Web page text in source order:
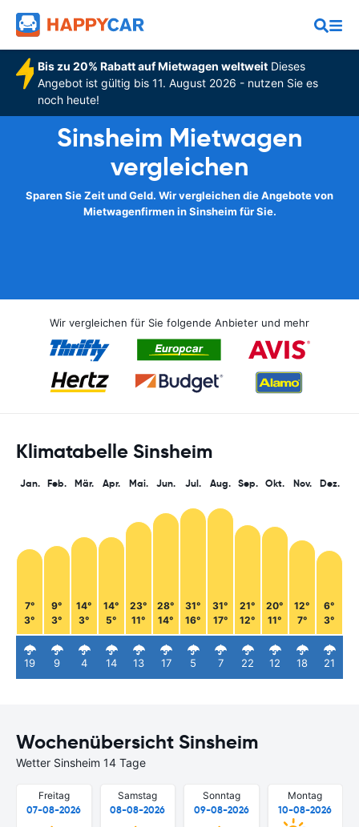
Bis zu 20% Rabatt auf Mietwagen weltweitDieses
Angebot ist gültig bis 11. August 2026 - nutzen Sie es
noch heute!
Sinsheim Mietwagen
vergleichen
Sparen Sie Zeit und Geld. Wir vergleichen die Angebote von
Mietwagenfirmen in Sinsheim für Sie.
Wir vergleichen für Sie folgende Anbieter und mehr
Klimatabelle Sinsheim
Jan.
7°
3°
19
Feb.
9°
3°
9
Mär.
14°
3°
4
Apr.
14°
5°
14
Mai.
23°
11°
13
Jun.
28°
14°
17
Jul.
31°
16°
5
Aug.
31°
17°
7
Sep.
21°
12°
22
Okt.
20°
11°
12
Nov.
12°
7°
18
Dez.
6°
3°
21
Wochenübersicht Sinsheim
Wetter Sinsheim 14 Tage
Freitag
07-08-2026
Samstag
08-08-2026
Sonntag
09-08-2026
Montag
10-08-2026